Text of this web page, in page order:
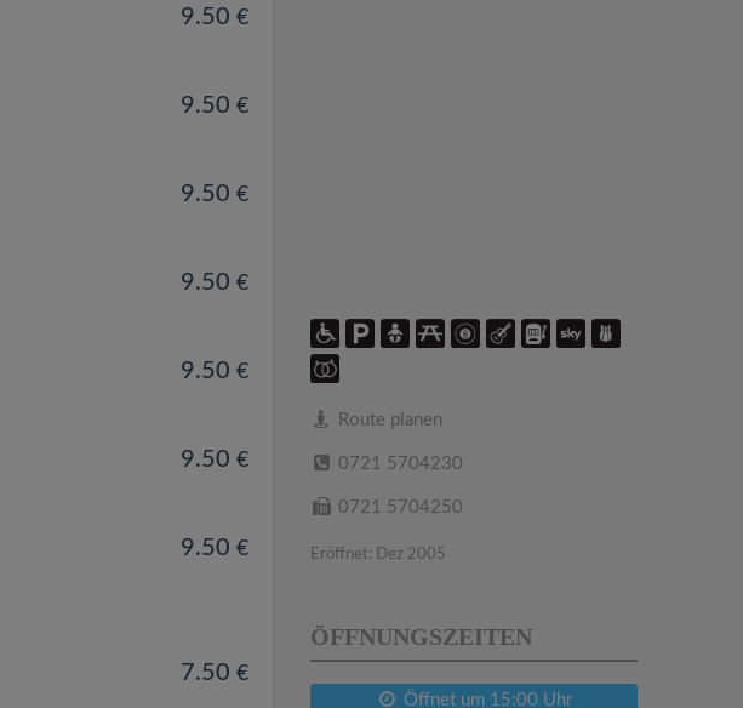
9.50 €
9.50 €
9.50 €
9.50 €
9.50 €
9.50 €
9.50 €
7.50 €
Route planen
0721 5704230
0721 5704250
Eröffnet: Dez 2005
ÖFFNUNGSZEITEN
Öffnet um 15:00 Uhr